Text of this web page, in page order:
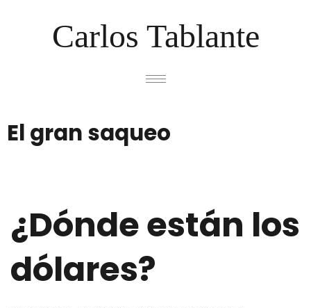
Carlos Tablante
El gran saqueo
¿Dónde están los
dólares?